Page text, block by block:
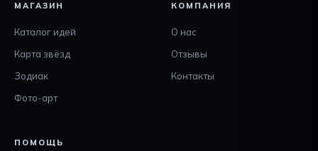
МАГАЗИН
Каталог идей
Карта звёзд
Зодиак
Фото-арт
КОМПАНИЯ
О нас
Отзывы
Контакты
ПОМОЩЬ